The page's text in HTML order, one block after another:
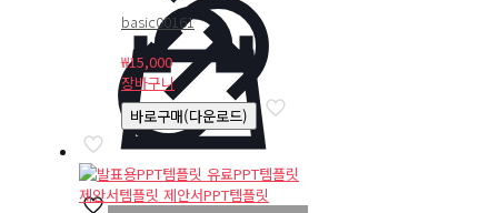
basic00161
₩15,000
장바구니
바로구매(다운로드)